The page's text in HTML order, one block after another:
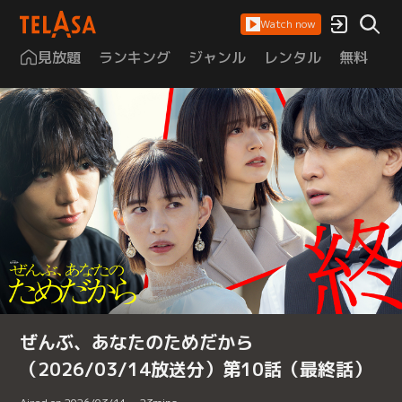
Watch now
見放題 ランキング ジャンル レンタル 無料
ぜんぶ、あなたのためだから
（2026/03/14放送分）第10話（最終話）